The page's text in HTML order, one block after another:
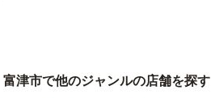
富津市で他のジャンルの店舗を探す